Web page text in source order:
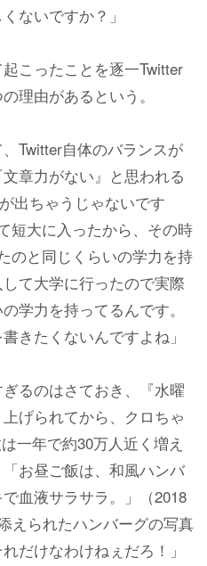
ないですか？」
こったことを逐一Twitter
理由があるという。
Twitter自体のバランスが
章力がない』と思われる
出ちゃうじゃないです
短大に入ったから、その時
のと同じくらいの学力を持
て大学に行ったので実際
学力を持ってるんです。
きたくないんですよね」
るのはさておき、『水曜
げられてから、クロちゃ
一年で約30万人近く増え
お昼ご飯は、和風ハンバ
血液サラサラ。」（2018
えられたハンバーグの写真
だけなわけねぇだろ！」